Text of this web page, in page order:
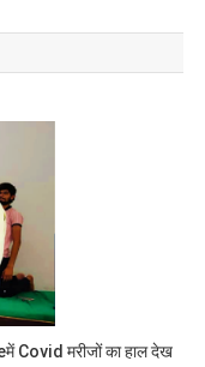
मरीजों का हाल देख